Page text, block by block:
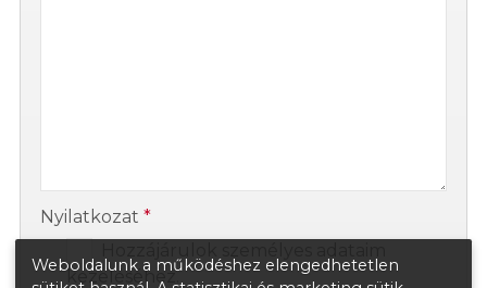
Nyilatkozat *
kezeléséhez.
Weboldalunk a működéshez elengedhetetlen